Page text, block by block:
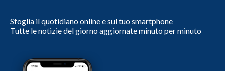
Sfoglia il quotidiano online e sul tuo smartphone
Tutte le notizie del giorno aggiornate minuto per minuto